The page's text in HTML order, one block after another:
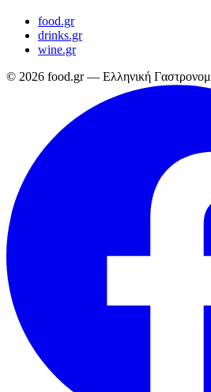
food.gr
drinks.gr
wine.gr
© 2026 food.gr — Ελληνική